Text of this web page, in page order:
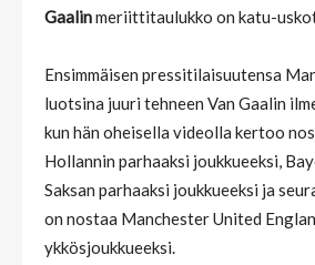
Gaalinmeriittitaulukko on katu-
Ensimmäisen pressitilaisuutensa
luotsina juuri tehneen Van Gaalin
kun hän oheisella videolla kertoo
Hollannin parhaaksi joukkueeksi,
Saksan parhaaksi joukkueeksi ja
on nostaa Manchester United
ykkösjoukkueeksi.